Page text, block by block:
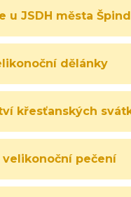
u JSDH města
dělánky
křesťanských
velikonoční pečení